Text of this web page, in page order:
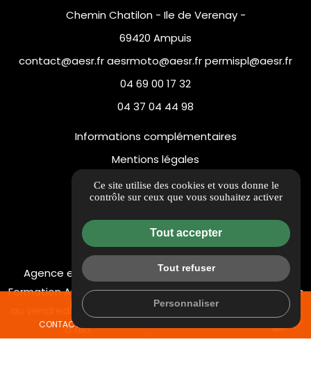
mail
CONTACTEZ-NOUS
Chemin Chatilon - Ile de Verenay -
69420 Ampuis
contact@aesr.fr aesrmoto@aesr.fr permispl@aesr.fr
04 69 00 17 32
04 37 04 44 98
Informations complémentaires
Mentions légales
Politique de confidentialité
Flux RSS
Gestion des cookies
Agence et Centre de
Formation Ampuis : Du lundi
au vendredi : Accueil 13h30
à 18h
Agence St Charles : 17h à
18h bureau - 18h à 19h cours
de code
Ce site utilise des cookies et vous donne le
contrôle sur ceux que vous souhaitez activer
Tout accepter
Tout refuser
Personnaliser